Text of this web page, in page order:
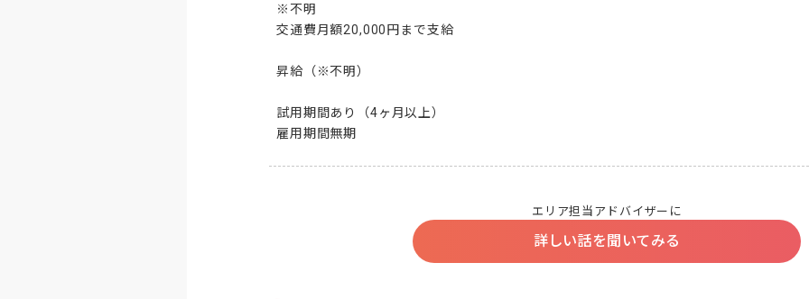
※不明
交通費月額20,000円まで支給
昇給（※不明）
試用期間あり（4ヶ月以上）
雇用期間無期
エリア担当アドバイザーに
詳しい話を聞いてみる